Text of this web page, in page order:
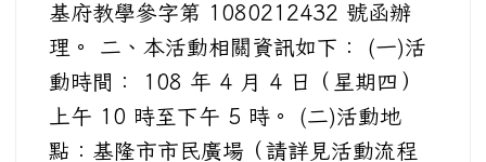
基府教學參字第 1080212432 號函辦
理。 二、本活動相關資訊如下： (一)活
動時間： 108 年 4 月 4 日（星期四）
上午 10 時至下午 5 時。 (二)活動地
點：基隆市市民廣場（請詳見活動流程